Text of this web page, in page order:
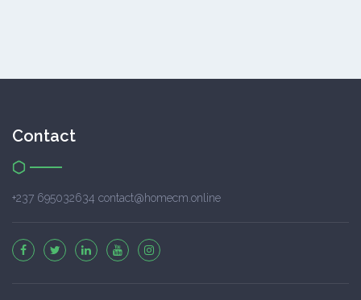
Contact
+237 695032634 contact@homecm.online